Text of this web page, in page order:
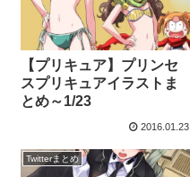
【プリキュア】プリンセ
スプリキュアイラストま
とめ～1/23
2016.01.23
Twitterまとめ